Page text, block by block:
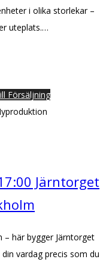
i olika storlekar –
uteplats.…
Försäljning
Järntorget
här bygger Järntorget
vardag precis som du